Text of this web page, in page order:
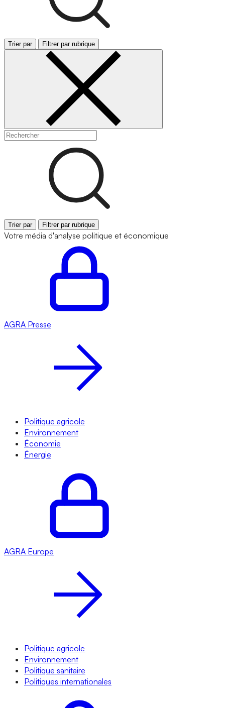
Trier par Filtrer par rubrique
Trier par Filtrer par rubrique
Votre média d'analyse politique et économique
AGRA Presse
Politique agricole
Environnement
Économie
Énergie
AGRA Europe
Politique agricole
Environnement
Politique sanitaire
Politiques internationales